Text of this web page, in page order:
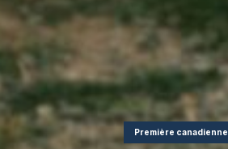
Première canadienne